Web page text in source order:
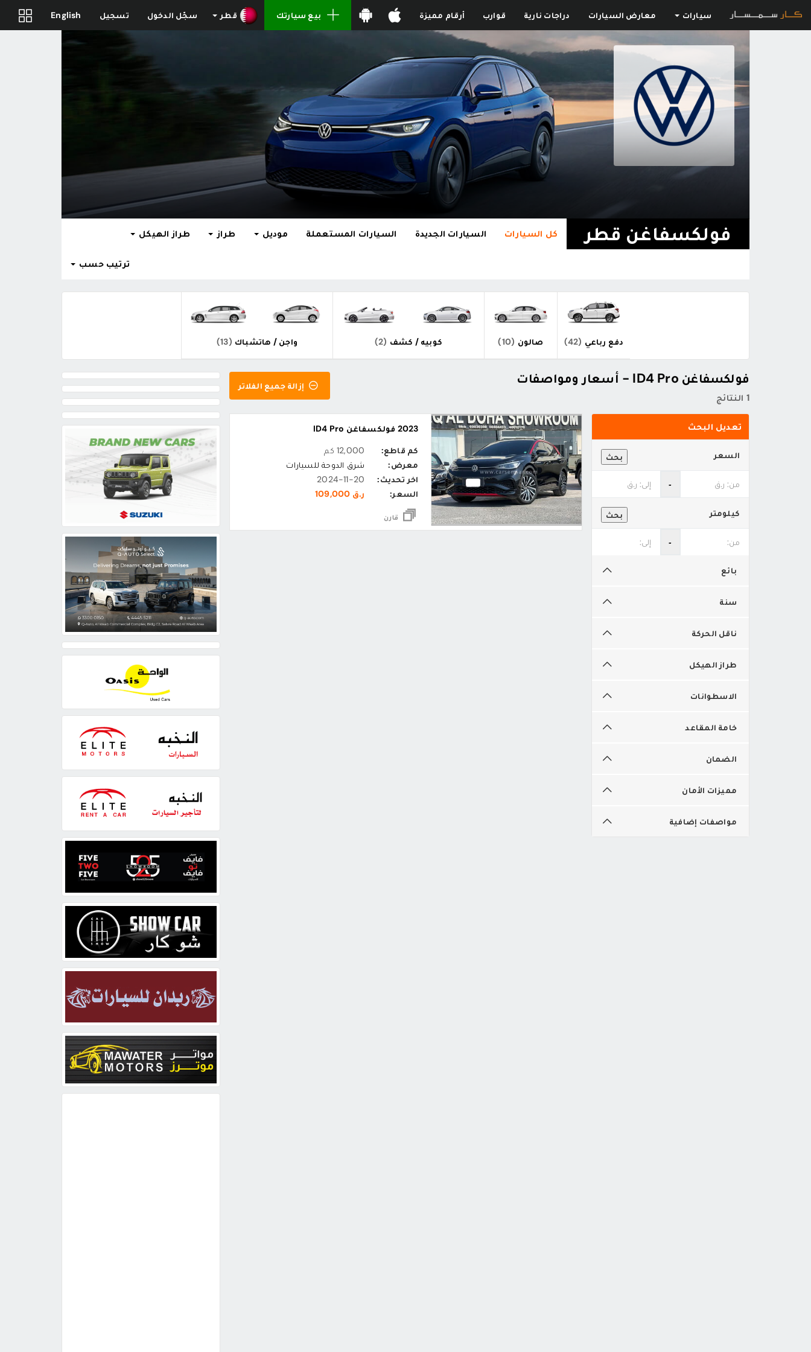
سيارات معارض السيارات دراجات نارية قوارب أرقام مميزة بيع سيارتك قطر سجّل الدخول تسجيل English
فولكسفاغن قطر كل السيارات السيارات الجديدة السيارات المستعملة موديل طراز طراز الهيكل
ترتيب حسب
دفع رباعي (42) صالون (10) كوبيه / كشف (2) واجن / هاتشباك (13)
فولكسفاغن ID4 Pro - أسعار ومواصفات
1 النتائج
إزالة جميع الفلاتر
تعديل البحث
بحث السعر
‐
بحث كيلومتر
‐
بائع
سنة
ناقل الحركة
طراز الهيكل
الاسطوانات
خامة المقاعد
الضمان
مميزات الأمان
مواصفات إضافية
2023 فولكسفاغن ID4 Pro
كم قاطع:
12,000 كم
معرض:
شرق الدوحة للسيارات
اخر تحديث:
2024-11-20
السعر:
ر.ق 109,000
قارن